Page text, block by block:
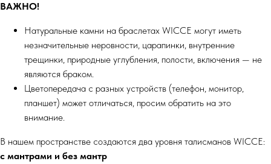
ВАЖНО!
Натуральные камни на браслетах WICCE могут иметь
незначительные неровности, царапинки, внутренние
трещинки, природные углубления, полости, включения — не
являются браком.
Цветопередача с разных устройств (телефон, монитор,
планшет) может отличаться, просим обратить на это
внимание.
В нашем пространстве создаются два уровня талисманов WICCE:
с мантрами и без мантр